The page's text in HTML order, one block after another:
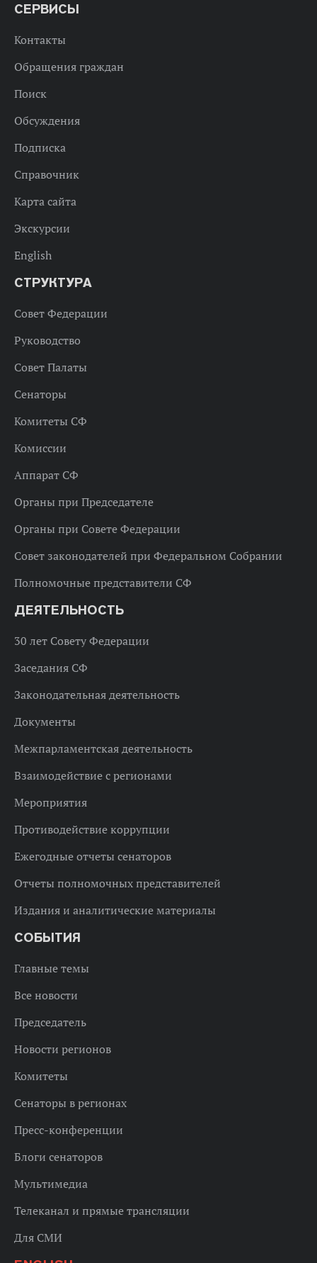
СЕРВИСЫ
Контакты
Обращения граждан
Поиск
Обсуждения
Подписка
Справочник
Карта сайта
Экскурсии
English
СТРУКТУРА
Совет Федерации
Руководство
Совет Палаты
Сенаторы
Комитеты СФ
Комиссии
Аппарат СФ
Органы при Председателе
Органы при Совете Федерации
Совет законодателей при Федеральном Собрании
Полномочные представители СФ
ДЕЯТЕЛЬНОСТЬ
30 лет Совету Федерации
Заседания СФ
Законодательная деятельность
Документы
Межпарламентская деятельность
Взаимодействие с регионами
Мероприятия
Противодействие коррупции
Ежегодные отчеты сенаторов
Отчеты полномочных представителей
Издания и аналитические материалы
СОБЫТИЯ
Главные темы
Все новости
Председатель
Новости регионов
Комитеты
Сенаторы в регионах
Пресс-конференции
Блоги сенаторов
Мультимедиа
Телеканал и прямые трансляции
Для СМИ